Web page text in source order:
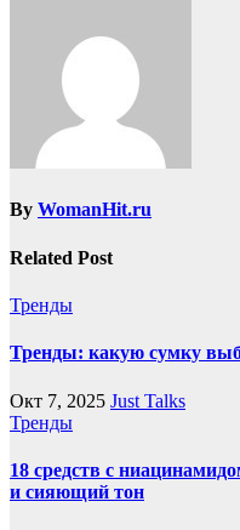
By WomanHit.ru
Related Post
Тренды
Тренды: какую сумку
Окт 7, 2025 Just Talks
Тренды
18 средств с
и сияющий тон